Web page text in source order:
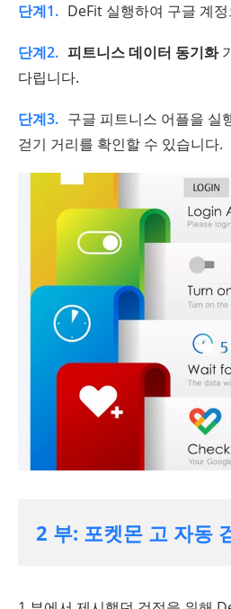
단계1. DeFit 실행하여 구글 계
단계2. 피트니스 데이터 동기화
다립니다.
단계3. 구글 피트니스 어플을 실
걷기 거리를 확인할 수 있습니다.
2 부: 포켓몬 고 자동